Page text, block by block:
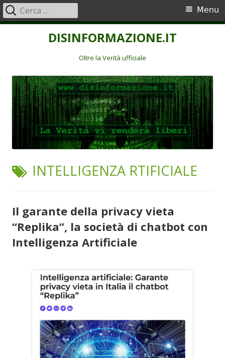
DISINFORMAZIONE.IT
Oltre la Verità ufficiale
Menu
principale
Menu
Ricerca
per:
TAG:
INTELLIGENZA RTIFICIALE
Il garante della privacy vieta
“Replika”, la società di chatbot con
Intelligenza Artificiale